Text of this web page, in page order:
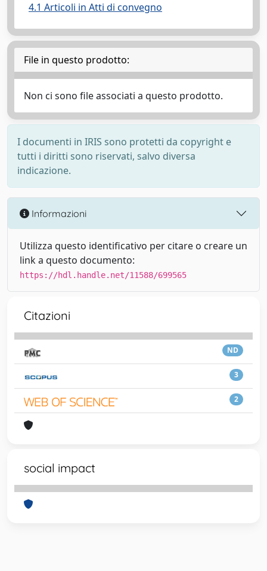
4.1 Articoli in Atti di convegno
File in questo prodotto:
Non ci sono file associati a questo prodotto.
I documenti in IRIS sono protetti da copyright e
tutti i diritti sono riservati, salvo diversa
indicazione.
Informazioni
Utilizza questo identificativo per citare o creare un
link a questo documento:
https://hdl.handle.net/11588/699565
Citazioni
ND
3
2
social impact